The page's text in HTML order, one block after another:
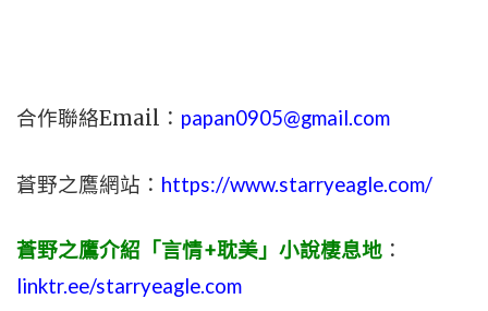
合作聯絡Email： papan0905@gmail.com
蒼野之鷹網站： https://www.starryeagle.com/
蒼野之鷹介紹「言情+耽美」小說棲息地 ：
linktr.ee/starryeagle.com